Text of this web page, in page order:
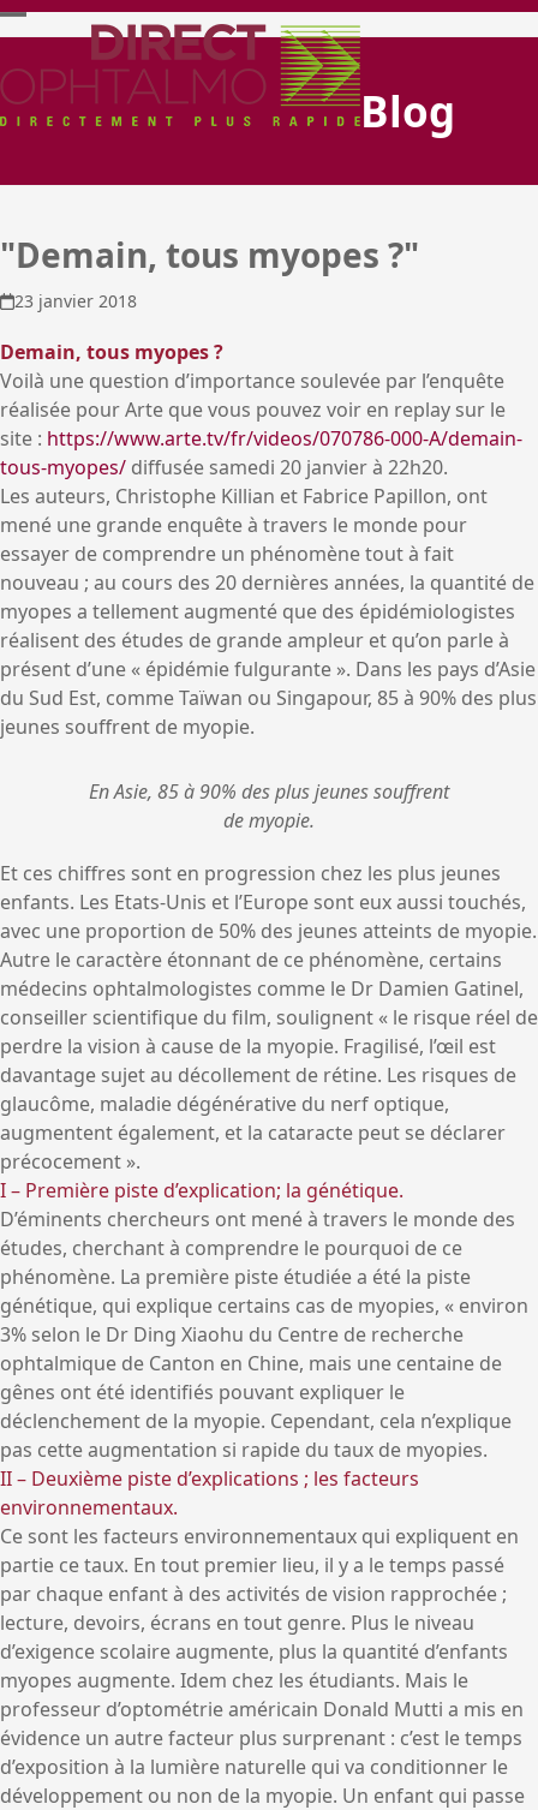
Skip
to
content
Open
mobile
menu
Close
mobile
menu
Blog
"Demain, tous myopes ?"
23 janvier 2018
Demain, tous myopes ?
Voilà une question d’importance soulevée par l’enquête
réalisée pour Arte que vous pouvez voir en replay sur le
site : https://www.arte.tv/fr/videos/070786-000-A/demain-
tous-myopes/ diffusée samedi 20 janvier à 22h20.
Les auteurs, Christophe Killian et Fabrice Papillon, ont
mené une grande enquête à travers le monde pour
essayer de comprendre un phénomène tout à fait
nouveau ; au cours des 20 dernières années, la quantité de
myopes a tellement augmenté que des épidémiologistes
réalisent des études de grande ampleur et qu’on parle à
présent d’une « épidémie fulgurante ». Dans les pays d’Asie
du Sud Est, comme Taïwan ou Singapour, 85 à 90% des plus
jeunes souffrent de myopie.
En Asie, 85 à 90% des plus jeunes souffrent
de myopie.
Et ces chiffres sont en progression chez les plus jeunes
enfants. Les Etats-Unis et l’Europe sont eux aussi touchés,
avec une proportion de 50% des jeunes atteints de myopie.
Autre le caractère étonnant de ce phénomène, certains
médecins ophtalmologistes comme le Dr Damien Gatinel,
conseiller scientifique du film, soulignent « le risque réel de
perdre la vision à cause de la myopie. Fragilisé, l’œil est
davantage sujet au décollement de rétine. Les risques de
glaucôme, maladie dégénérative du nerf optique,
augmentent également, et la cataracte peut se déclarer
précocement ».
I – Première piste d’explication; la génétique.
D’éminents chercheurs ont mené à travers le monde des
études, cherchant à comprendre le pourquoi de ce
phénomène. La première piste étudiée a été la piste
génétique, qui explique certains cas de myopies, « environ
3% selon le Dr Ding Xiaohu du Centre de recherche
ophtalmique de Canton en Chine, mais une centaine de
gênes ont été identifiés pouvant expliquer le
déclenchement de la myopie. Cependant, cela n’explique
pas cette augmentation si rapide du taux de myopies.
II – Deuxième piste d’explications ; les facteurs
environnementaux.
Ce sont les facteurs environnementaux qui expliquent en
partie ce taux. En tout premier lieu, il y a le temps passé
par chaque enfant à des activités de vision rapprochée ;
lecture, devoirs, écrans en tout genre. Plus le niveau
d’exigence scolaire augmente, plus la quantité d’enfants
myopes augmente. Idem chez les étudiants. Mais le
professeur d’optométrie américain Donald Mutti a mis en
évidence un autre facteur plus surprenant : c’est le temps
d’exposition à la lumière naturelle qui va conditionner le
développement ou non de la myopie. Un enfant qui passe